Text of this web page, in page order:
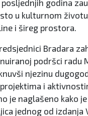
godina
u kulturnom
i šireg prostora.
Bradara
podršci radu
njezinu
i
je naglašeno kako
jednog od izdanja